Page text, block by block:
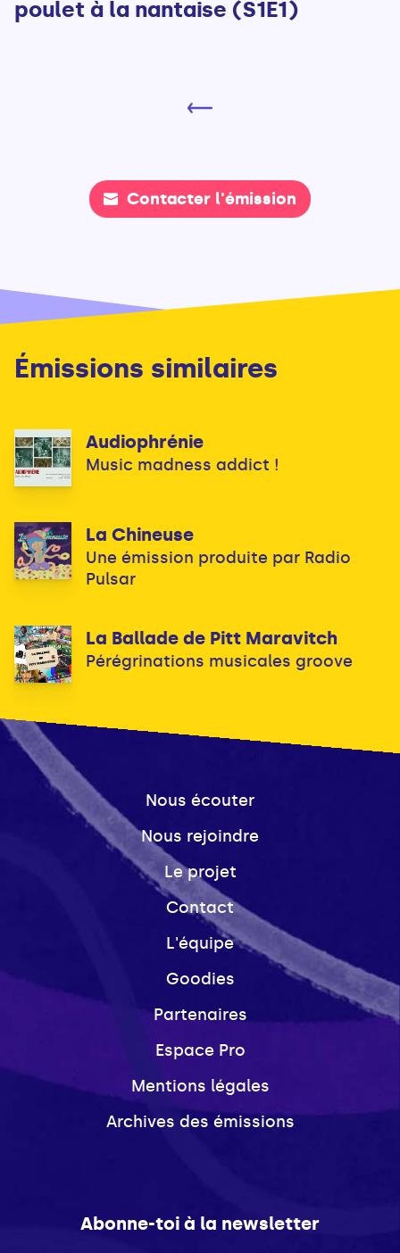
poulet à la nantaise (S1E1)
Contacter l'émission
Émissions similaires
Audiophrénie
Music madness addict !
La Chineuse
Une émission produite par Radio
Pulsar
La Ballade de Pitt Maravitch
Pérégrinations musicales groove
Nous écouter
Nous rejoindre
Le projet
Contact
L'équipe
Goodies
Partenaires
Espace Pro
Mentions légales
Archives des émissions
Abonne-toi à la newsletter